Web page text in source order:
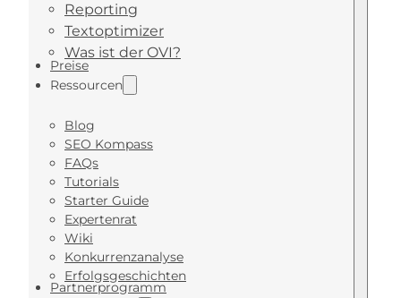
Reporting
Textoptimizer
Was ist der OVI?
Preise
Ressourcen
Blog
SEO Kompass
FAQs
Tutorials
Starter Guide
Expertenrat
Wiki
Konkurrenzanalyse
Erfolgsgeschichten
Partnerprogramm